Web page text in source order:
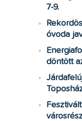
7-9.
óvoda
döntött